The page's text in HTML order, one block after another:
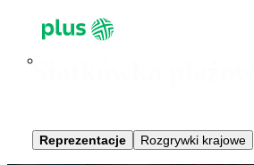
Siatkówka plażowa
Reprezentacje Rozgrywki krajowe